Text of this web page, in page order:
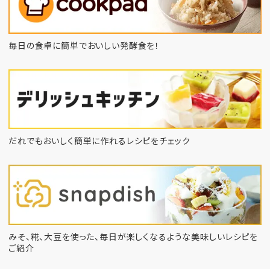
毎日の食卓に簡単でおいしい発酵食を！
だれでもおいしく簡単に作れるレシピをチェック
みそ、糀、大豆を使った、毎日が楽しくなるような美味しいレシピを
ご紹介